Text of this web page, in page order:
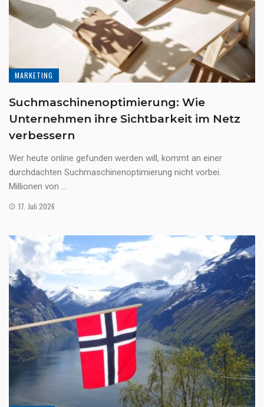
MARKETING
Suchmaschinenoptimierung: Wie
Unternehmen ihre Sichtbarkeit im Netz
verbessern
Wer heute online gefunden werden will, kommt an einer
durchdachten Suchmaschinenoptimierung nicht vorbei.
Millionen von ...
17. Juli 2026